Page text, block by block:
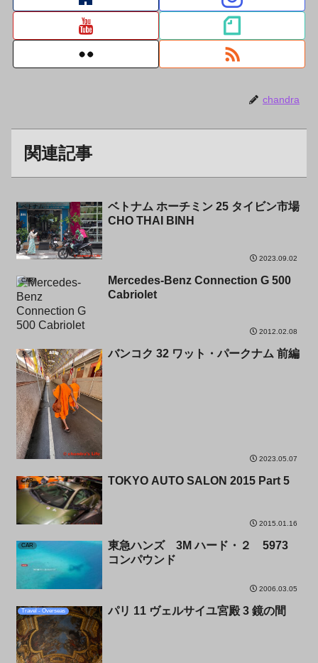
chandra
関連記事
ベトナム
ベトナム ホーチミン 25 タイビン市場
CHO THAI BINH
2023.09.02
CAR
Mercedes-Benz Connection G 500
Cabriolet
2012.02.08
タイ バンコク 32 ワット・パークナム 前編
2023.05.07
CAR TOKYO AUTO SALON 2015 Part 5
2015.01.16
CAR
東急ハンズ 3M ハード・２ 5973
コンパウンド
2006.03.05
Travel - Overseas パリ 11 ヴェルサイユ宮殿 3 鏡の間